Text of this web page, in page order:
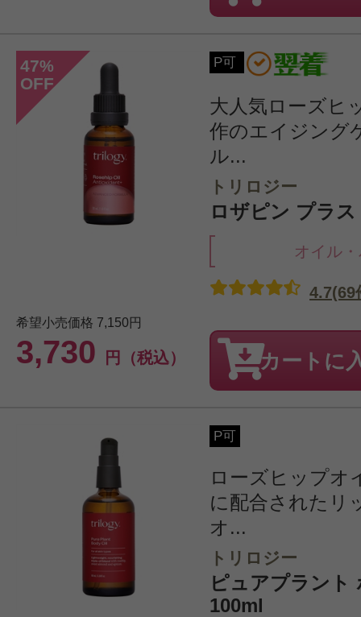
47%
OFF
P可
大人気ローズヒ
作のエイジング
ル...
トリロジー
ロザピン プラ
オイル
希望小売価格 7,150円
3,730 円（税込）
4.7(69
カートに
P可
ローズヒップオ
に配合されたリ
オ...
トリロジー
ピュアプラント
100ml